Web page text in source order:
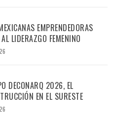
EMPRENDEDORAS
LIDERAZGO FEMENINO
DECONARQ 2026, EL
EN EL SURESTE